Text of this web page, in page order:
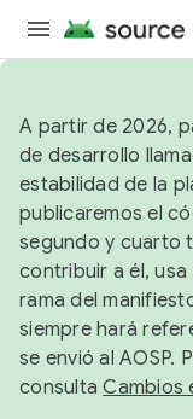
A partir de 2026,
de desarrollo
estabilidad de la
publicaremos el
segundo y cuarto
contribuir a él, usa
rama del
siempre hará
se envió al AOSP.
consultaCambios